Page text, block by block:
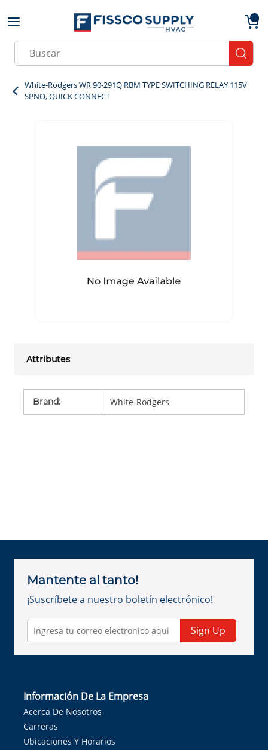
Skip to main content
Site Search
White-Rodgers WR 90-291Q RBM TYPE SWITCHING RELAY 115V
SPNO, QUICK CONNECT
Attributes
Brand: White-Rodgers
Mantente al tanto!
¡Suscríbete a nuestro boletín electrónico!
Sign Up
Información De La Empresa
Acerca De Nosotros
Carreras
Ubicaciones Y Horarios